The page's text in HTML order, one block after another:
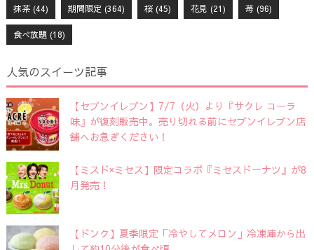
抹茶(44) 期間限定 (364) 桜(45) 花見 (21) 苺(96)
食べ放題(18)
人気のスイーツ記事
【セブンイレブン】7/7（火）より『サクレ コーラ
味』が復刻販売中。売り切れる前にセブンイレブン店
舗へお急ぎください！
【ミスド×ミセス】限定コラボ『ミセスドーナツ』が8
月発売！
【ドンク】夏季限定「冷やしてメロン」冷凍庫から出